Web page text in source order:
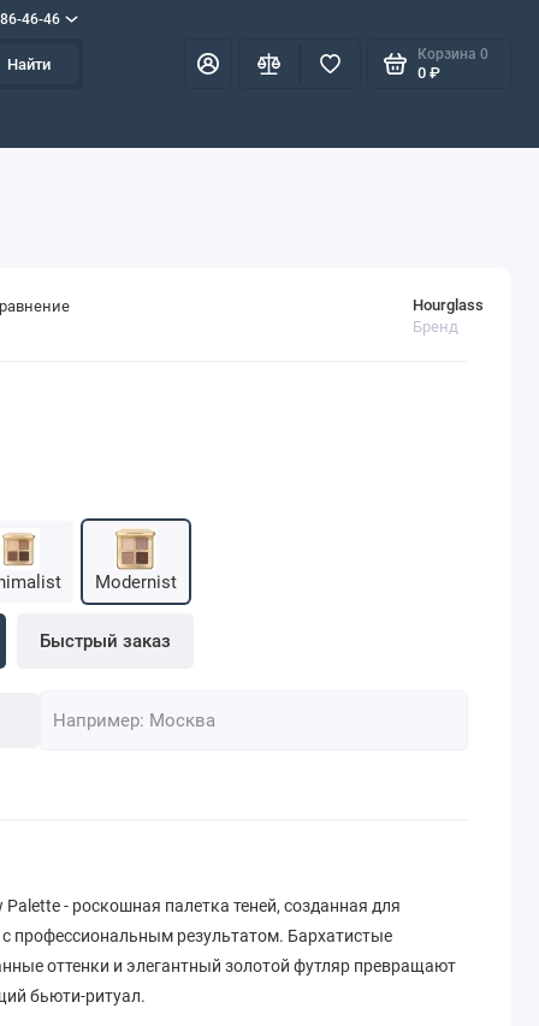
46-46
Найти
Корзина 0
0 ₽
Hourglass
Бренд
Modernist
Быстрый заказ
- роскошная палетка теней, созданная для
профессиональным результатом. Бархатистые
оттенки и элегантный золотой футляр превращают
бьюти-ритуал.